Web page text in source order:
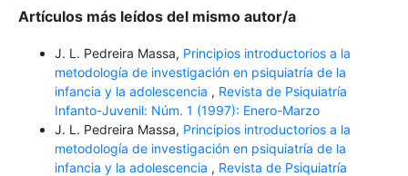
Artículos más leídos del mismo autor/a
J. L. Pedreira Massa, Principios introductorios a la
metodología de investigación en psiquiatría de la
infancia y la adolescencia , Revista de Psiquiatría
Infanto-Juvenil: Núm. 1 (1997): Enero-Marzo
J. L. Pedreira Massa, Principios introductorios a la
metodología de investigación en psiquiatría de la
infancia y la adolescencia , Revista de Psiquiatría